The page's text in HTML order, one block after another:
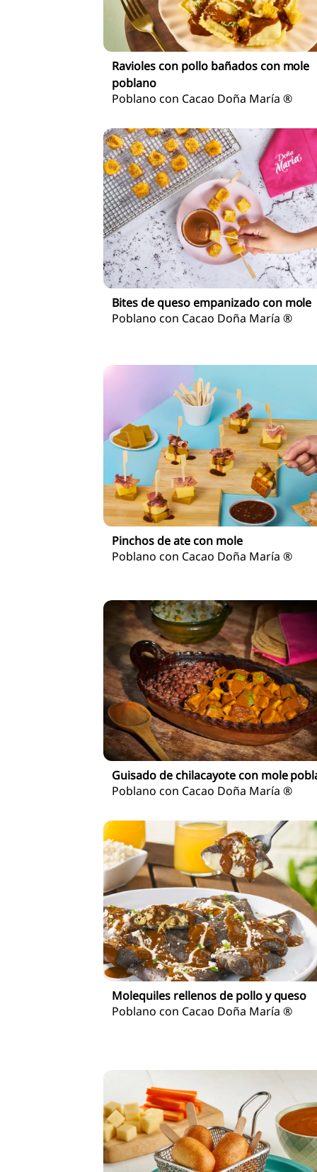
Ravioles con pollo bañados con mole
poblano
Poblano con Cacao Doña María ®
Bites de queso empanizado con mole
Poblano con Cacao Doña María ®
Pinchos de ate con mole
Poblano con Cacao Doña María ®
Guisado de chilacayote con mole
Poblano con Cacao Doña María ®
Molequiles rellenos de pollo y queso
Poblano con Cacao Doña María ®